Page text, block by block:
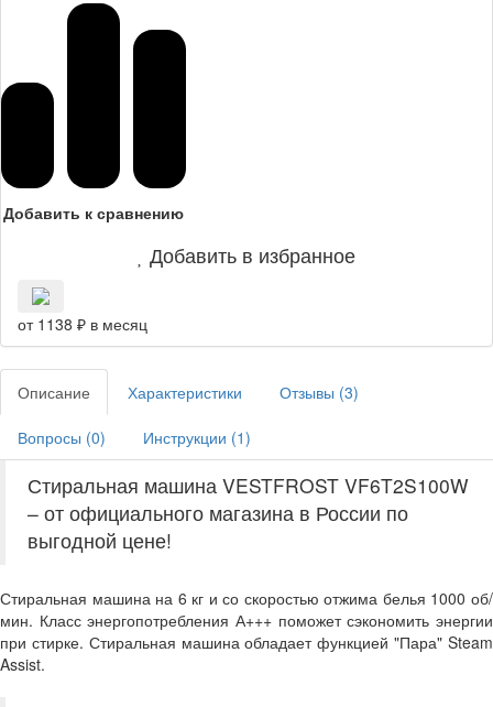
Добавить к сравнению
Добавить в избранное
от 1138 ₽ в месяц
Описание Характеристики Отзывы (3)
Вопросы (0) Инструкции (1)
Стиральная машина VESTFROST VF6T2S100W
– от официального магазина в России по
выгодной цене!
Стиральная машина на 6 кг и со скоростью отжима белья 1000 об/
мин. Класс энергопотребления А+++ поможет сэкономить энергии
при стирке. Стиральная машина обладает функцией "Пара" Steam
Assist.